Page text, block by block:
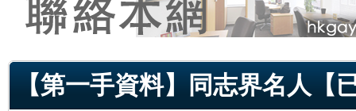
【第一手資料】同志界名人【